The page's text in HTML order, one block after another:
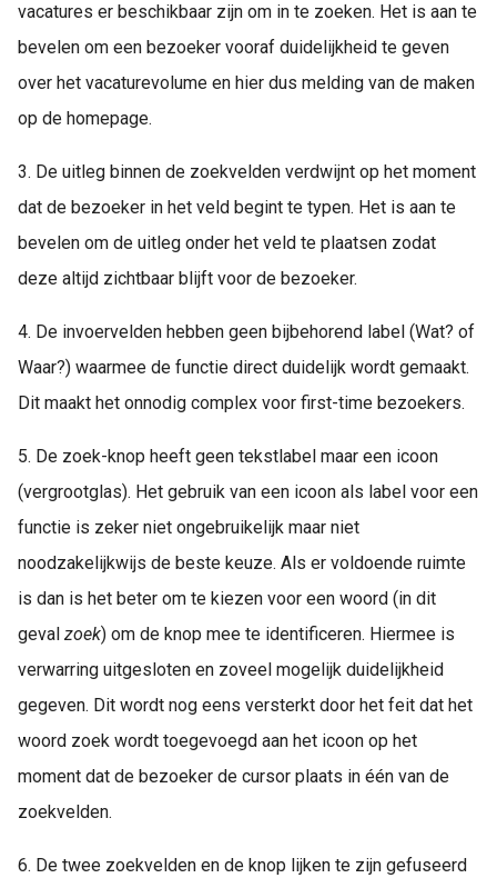
vacatures er beschikbaar zijn om in te zoeken. Het is aan te
bevelen om een bezoeker vooraf duidelijkheid te geven
over het vacaturevolume en hier dus melding van de maken
op de homepage.
3. De uitleg binnen de zoekvelden verdwijnt op het moment
dat de bezoeker in het veld begint te typen. Het is aan te
bevelen om de uitleg onder het veld te plaatsen zodat
deze altijd zichtbaar blijft voor de bezoeker.
4. De invoervelden hebben geen bijbehorend label (Wat? of
Waar?) waarmee de functie direct duidelijk wordt gemaakt.
Dit maakt het onnodig complex voor first-time bezoekers.
5. De zoek-knop heeft geen tekstlabel maar een icoon
(vergrootglas). Het gebruik van een icoon als label voor een
functie is zeker niet ongebruikelijk maar niet
noodzakelijkwijs de beste keuze. Als er voldoende ruimte
is dan is het beter om te kiezen voor een woord (in dit
geval zoek) om de knop mee te identificeren. Hiermee is
verwarring uitgesloten en zoveel mogelijk duidelijkheid
gegeven. Dit wordt nog eens versterkt door het feit dat het
woord zoek wordt toegevoegd aan het icoon op het
moment dat de bezoeker de cursor plaats in één van de
zoekvelden.
6. De twee zoekvelden en de knop lijken te zijn gefuseerd